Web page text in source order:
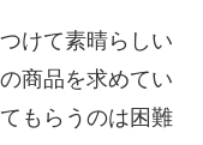
けて素晴らしい
商品を求めてい
もらうのは困難